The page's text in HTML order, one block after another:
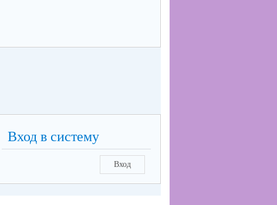
Вход в систему
Вход